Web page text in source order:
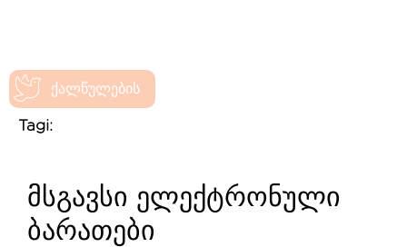
ქალწულების
Tagi:
მსგავსი ელექტრონული
ბარათები